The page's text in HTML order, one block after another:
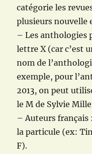
catégorie les
plusieurs nouvelle
– Les anthologies
lettre X (car c’est
nom de
exemple, pour
2013, on peut
le M de Sylvie
– Auteurs français
la particule (ex:
F).